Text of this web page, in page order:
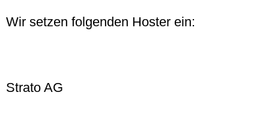
Wir setzen folgenden Hoster ein:
Strato AG